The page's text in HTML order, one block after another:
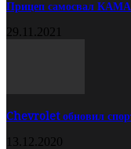
Прицеп самосвал
29.11.2021
Chevrolet обновил
13.12.2020